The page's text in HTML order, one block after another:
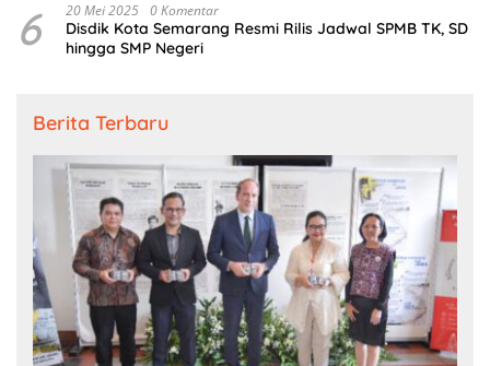
6 20 Mei 2025 0 Komentar
Disdik Kota Semarang Resmi Rilis Jadwal SPMB TK, SD
hingga SMP Negeri
Berita Terbaru